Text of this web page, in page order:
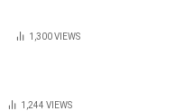
1,300VIEWS
1,244 VIEWS